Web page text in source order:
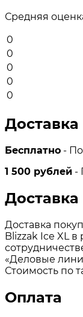
Средняя
0
0
0
0
0
Доставка
Бесплатно -
1 500 рублей -
Доставка
Blizzak Ice XL
«Деловые
Стоимость по
Оплата